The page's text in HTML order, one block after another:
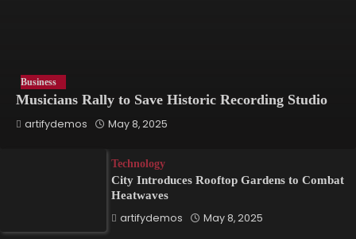
Business
Musicians Rally to Save Historic Recording Studio
artifydemos May 8, 2025
Technology
City Introduces Rooftop Gardens to Combat
Heatwaves
artifydemos May 8, 2025